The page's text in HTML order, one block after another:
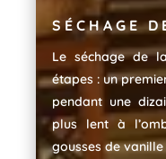
SÉCHAGE
Le séchage de
étapes : un
pendant une
plus lent à
gousses de